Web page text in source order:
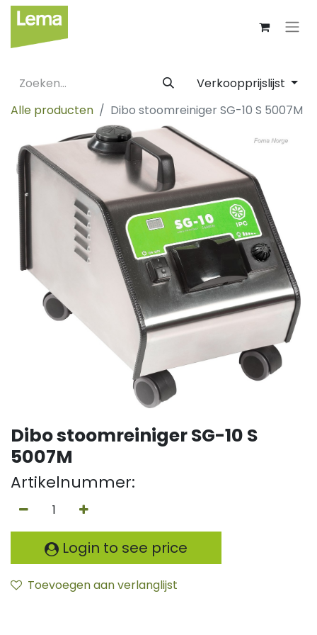
Verkoopprijslijst
Alle producten
Dibo stoomreiniger SG-10 S 5007M
Dibo stoomreiniger SG-10 S
5007M
Artikelnummer:
Login to see price
Toevoegen aan verlanglijst